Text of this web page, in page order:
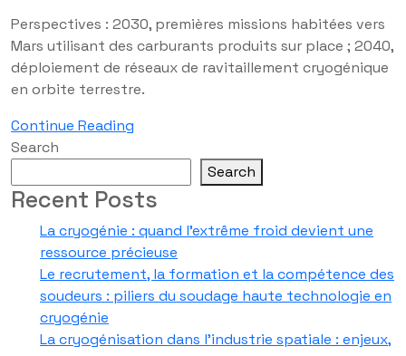
Perspectives : 2030, premières missions habitées vers
Mars utilisant des carburants produits sur place ; 2040,
déploiement de réseaux de ravitaillement cryogénique
en orbite terrestre.
Continue Reading
Search
Search
Recent Posts
La cryogénie : quand l’extrême froid devient une
ressource précieuse
Le recrutement, la formation et la compétence des
soudeurs : piliers du soudage haute technologie en
cryogénie
La cryogénisation dans l’industrie spatiale : enjeux,